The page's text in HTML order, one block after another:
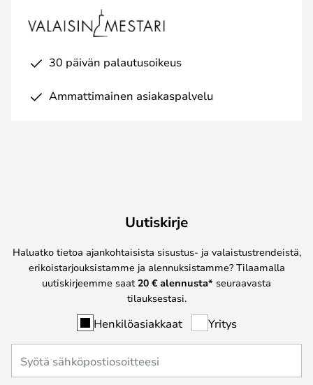
30 päivän palautusoikeus
Ammattimainen asiakaspalvelu
Uutiskirje
Haluatko tietoa ajankohtaisista sisustus- ja valaistustrendeistä,
erikoistarjouksistamme ja alennuksistamme? Tilaamalla
uutiskirjeemme saat 20 € alennusta* seuraavasta
tilauksestasi.
Henkilöasiakkaat Yritys